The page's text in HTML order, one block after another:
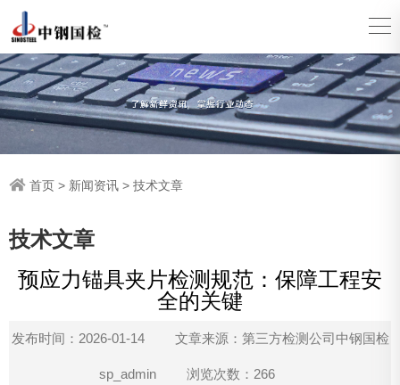
首页 > 新闻资讯 > 技术文章
技术文章
预应力锚具夹片检测规范：保障工程安
全的关键
发布时间：2026-01-14 文章来源：第三方检测公司中钢国检
sp_admin 浏览次数：266